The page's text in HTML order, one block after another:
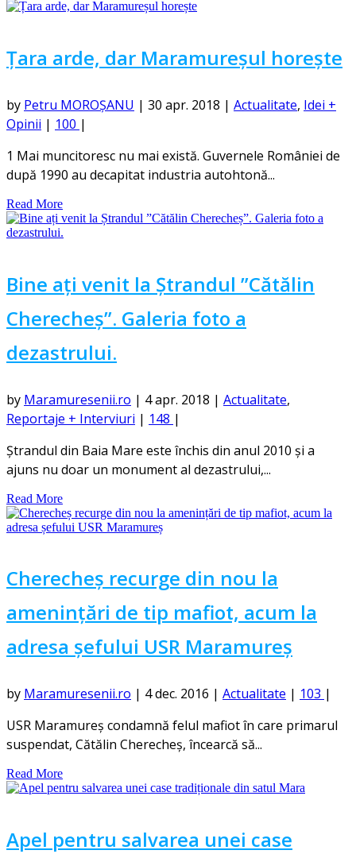
Țara arde, dar Maramureșul horește
by Petru MOROȘANU | 30 apr. 2018 | Actualitate, Idei +
Opinii | 100 |
1 Mai muncitoresc nu mai există. Guvernele României de
după 1990 au decapitat industria autohtonă...
Read More
Bine ați venit la Ștrandul ”Cătălin
Cherecheș”. Galeria foto a
dezastrului.
by Maramuresenii.ro | 4 apr. 2018 | Actualitate,
Reportaje + Interviuri | 148 |
Ștrandul din Baia Mare este închis din anul 2010 și a
ajuns nu doar un monument al dezastrului,...
Read More
Cherecheș recurge din nou la
amenințări de tip mafiot, acum la
adresa șefului USR Maramureș
by Maramuresenii.ro | 4 dec. 2016 | Actualitate | 103 |
USR Maramureş condamnă felul mafiot în care primarul
suspendat, Cătălin Cherecheş, încearcă să...
Read More
Apel pentru salvarea unei case